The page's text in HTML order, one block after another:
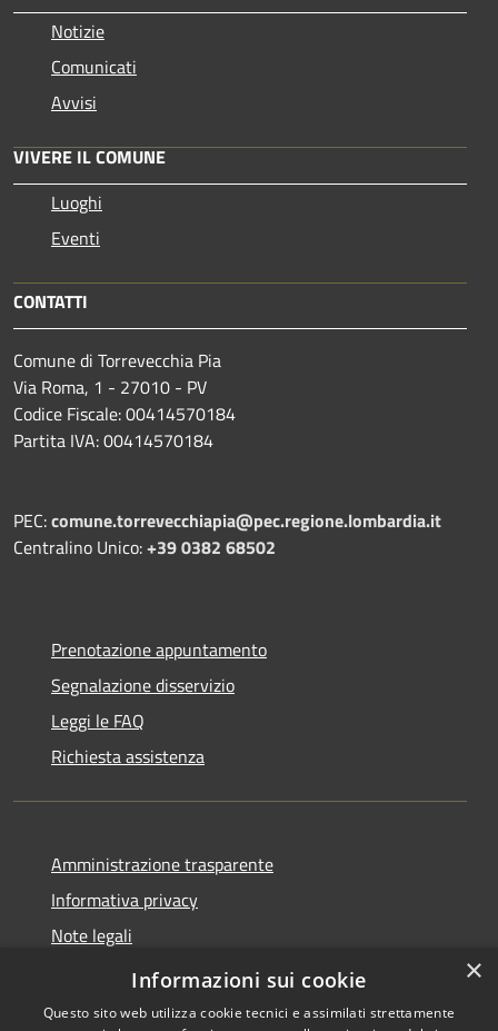
Notizie
Comunicati
Avvisi
VIVERE IL COMUNE
Luoghi
Eventi
CONTATTI
Comune di Torrevecchia Pia
Via Roma, 1 - 27010 - PV
Codice Fiscale: 00414570184
Partita IVA: 00414570184
PEC:comune.torrevecchiapia@pec.regione.lombardia.it
Centralino Unico:+39 0382 68502
Prenotazione appuntamento
Segnalazione disservizio
Leggi le FAQ
Richiesta assistenza
Amministrazione trasparente
Informativa privacy
Note legali
Dichiarazione di accessibilità
×
Informazioni sui cookie
Questo sito web utilizza cookie tecnici e assimilati strettamente